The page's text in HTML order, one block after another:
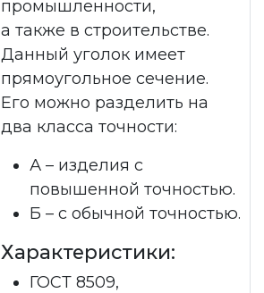
промышленности,
а также в строительстве.
Данный уголок имеет
прямоугольное сечение.
Его можно разделить на
два класса точности:
А – изделия с
повышенной точностью.
Б – с обычной точностью.
Характеристики:
ГОСТ 8509,